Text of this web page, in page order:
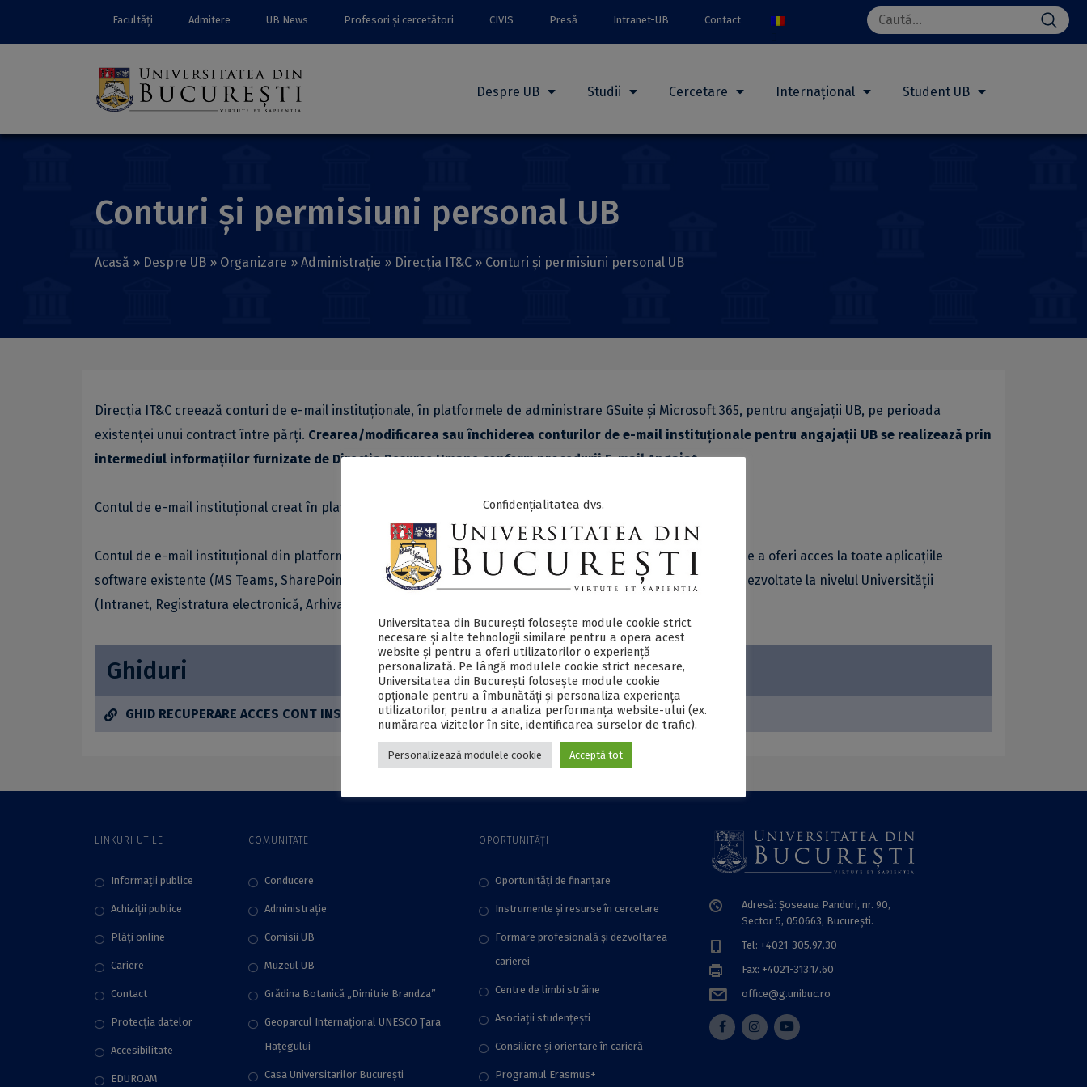
Facultăți Admitere UB News Profesori și cercetători CIVIS Presă Intranet-UB Contact
Search
for:
Despre UB Studii Cercetare Internațional Student UB
Conturi și permisiuni personal UB
Acasă » Despre UB » Organizare » Administrație » Direcţia IT&C » Conturi și permisiuni personal UB
Direcția IT&C creează conturi de e-mail instituționale, în platformele de administrare GSuite și Microsoft 365, pentru angajații UB, pe perioada
existenței unui contract între părți. Crearea/modificarea sauînchiderea conturilor de e-mail instituționale pentru angajații UB se realizează prin
intermediul informațiilor furnizate de Direcția Resurse Umane conform procedurii E-mail Angajat.
Contul de e-mail instituțional creat în platforma GSuite se utilizează în comunicarea curentă pe e-mail.
Contul de e-mail instituțional din platforma Microsoft 365, cont de tip A1 (acces online), este creat cu scopul de a oferi acces la toate aplicațiile
software existente (MS Teams, SharePoint, Outlook, etc), precum și la viitoarele aplicații software care vor fi dezvoltate la nivelul Universității
(Intranet, Registratura electronică, Arhiva electronică, etc.).
Ghiduri
GHID RECUPERARE ACCES CONT INSTITUȚIONAL
LINKURI UTILE
Informații publice
Achiziții publice
Plăţi online
Cariere
Contact
Protecţia datelor
Accesibilitate
EDUROAM
COMUNITATE
Conducere
Administraţie
Comisii UB
Muzeul UB
Grădina Botanică „Dimitrie Brandza”
Geoparcul Internațional UNESCO Țara
Hațegului
Casa Universitarilor București
OPORTUNITĂȚI
Oportunități de finanțare
Instrumente și resurse în cercetare
Formare profesională și dezvoltarea
carierei
Centre de limbi străine
Asociații studențești
Consiliere şi orientare în carieră
Programul Erasmus+
Adresă: Șoseaua Panduri, nr. 90,
Sector 5, 050663, Bucureşti.
Tel: +4021-305.97.30
Fax: +4021-313.17.60
office@g.unibuc.ro
Confidențialitatea dvs.
Universitatea din București folosește module cookie strict
necesare și alte tehnologii similare pentru a opera acest
website și pentru a oferi utilizatorilor o experiență
personalizată. Pe lângă modulele cookie strict necesare,
Universitatea din București folosește module cookie
opționale pentru a îmbunătăți și personaliza experiența
utilizatorilor, pentru a analiza performanța website-ului (ex.
numărarea vizitelor în site, identificarea surselor de trafic).
Personalizează modulele cookie Acceptă tot